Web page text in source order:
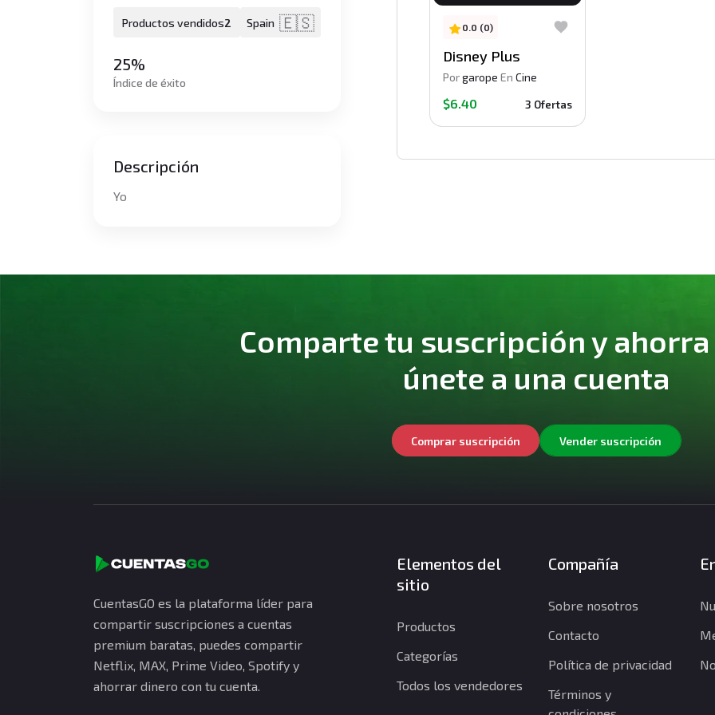
Productos vendidos2 Spain 🇪🇸
25%
Índice de éxito
Descripción
Yo
0.0 (0)
Disney Plus
Porgarope En Cine
$6.40 3 Ofertas
Comparte tu suscripción y
únete a una cuenta
Comprar suscripción Vender suscripción
CuentasGO es la plataforma líder para
compartir suscripciones a cuentas
premium baratas, puedes compartir
Netflix, MAX, Prime Video, Spotify y
ahorrar dinero con tu cuenta.
Elementos del
sitio
Productos
Categorías
Todos los vendedores
Compañía
Sobre nosotros
Contacto
Política de privacidad
Términos y